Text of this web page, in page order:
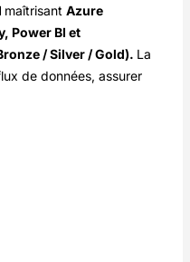
maîtrisantAzure
Power BI et
/ Silver / Gold). La
de données, assurer